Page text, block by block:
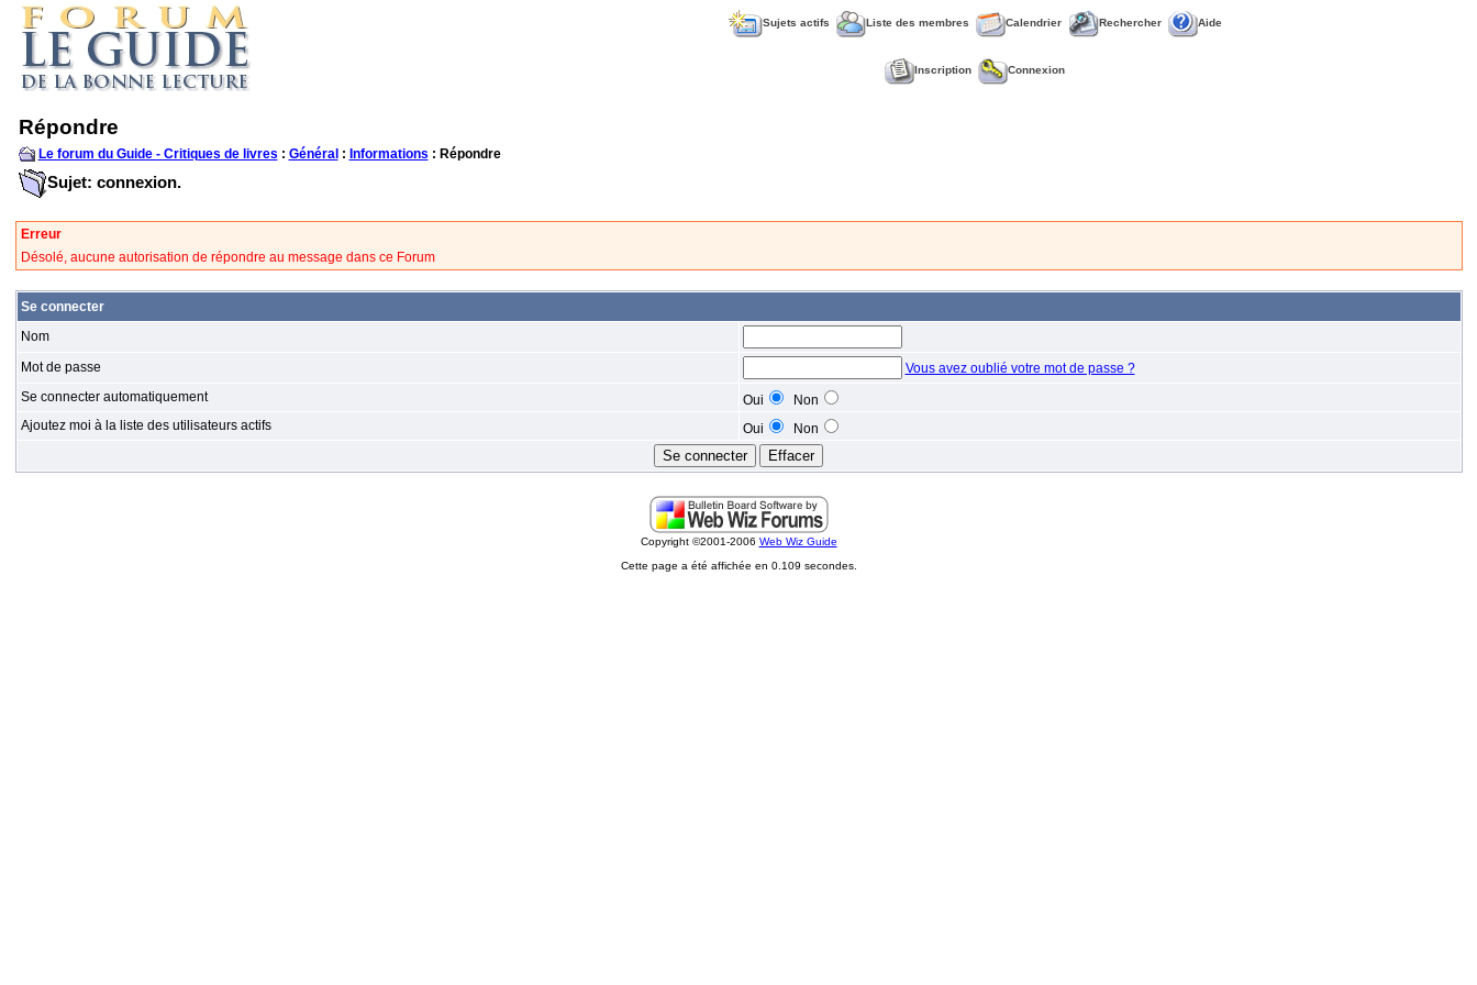
Sujets actifs Liste des membres Calendrier Rechercher Aide
Inscription Connexion
Répondre
Le forum du Guide - Critiques de livres : Général : Informations : Répondre
Sujet: connexion.
Erreur
Désolé, aucune autorisation de répondre au message dans ce Forum
Se connecter
Nom
Mot de passe
Vous avez oublié votre mot de passe ?
Se connecter automatiquement
Oui
Non
Ajoutez moi à la liste des utilisateurs actifs
Oui Non
Copyright ©2001-2006 Web Wiz Guide
Cette page a été affichée en 0.109 secondes.